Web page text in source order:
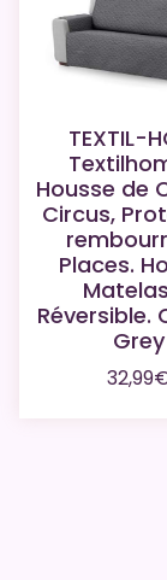
TEXTIL-
Housse de
Circus,
Places.
Réversible.
Grey
32,99